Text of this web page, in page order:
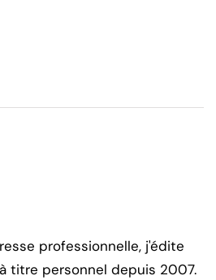
professionnelle, j'édite
titre personnel depuis 2007.